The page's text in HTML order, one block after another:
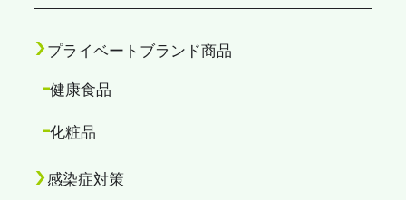
プライベートブランド商品
健康食品
化粧品
感染症対策